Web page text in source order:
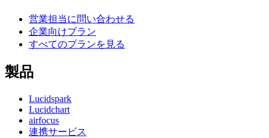
営業担当に問い合わせる
企業向けプラン
すべてのプランを見る
製品
Lucidspark
Lucidchart
airfocus
連携サービス